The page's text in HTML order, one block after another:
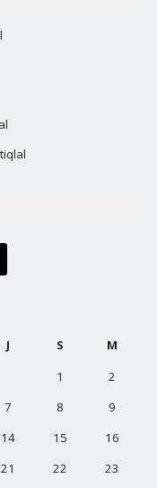
J S
M
1
2
7 8
9
14 15
16
21 22 23